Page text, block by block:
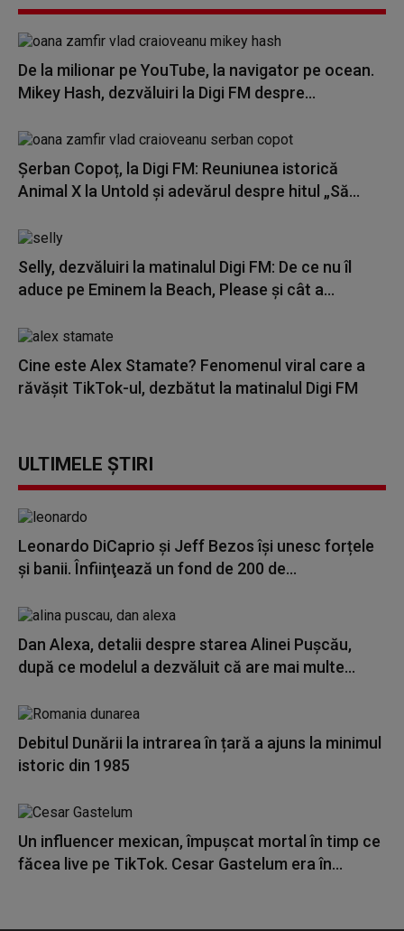
De la milionar pe YouTube, la navigator pe ocean.
Mikey Hash, dezvăluiri la Digi FM despre...
Șerban Copoț, la Digi FM: Reuniunea istorică
Animal X la Untold și adevărul despre hitul „Să...
Selly, dezvăluiri la matinalul Digi FM: De ce nu îl
aduce pe Eminem la Beach, Please și cât a...
Cine este Alex Stamate? Fenomenul viral care a
răvășit TikTok-ul, dezbătut la matinalul Digi FM
ULTIMELE ȘTIRI
Leonardo DiCaprio şi Jeff Bezos își unesc forțele
și banii. Înfiinţează un fond de 200 de...
Dan Alexa, detalii despre starea Alinei Pușcău,
după ce modelul a dezvăluit că are mai multe...
Debitul Dunării la intrarea în țară a ajuns la minimul
istoric din 1985
Un influencer mexican, împușcat mortal în timp ce
făcea live pe TikTok. Cesar Gastelum era în...